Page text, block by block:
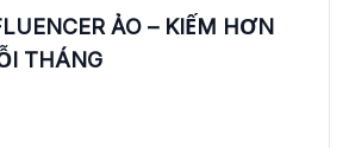
ẢO – KIẾM HƠN
THÁNG